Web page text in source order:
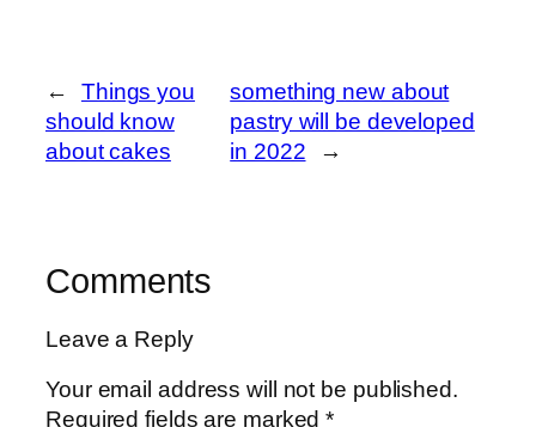
←
Things you
should know
about cakes
something new about
pastry will be developed
in 2022
→
Comments
Leave a Reply
Your email address will not be published.
Required fields are marked*